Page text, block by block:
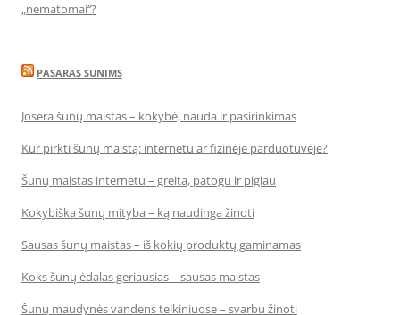
„nematomai‘‘?
PASARAS SUNIMS
Josera šunų maistas – kokybė, nauda ir pasirinkimas
Kur pirkti šunų maistą: internetu ar fizinėje parduotuvėje?
Šunų maistas internetu – greita, patogu ir pigiau
Kokybiška šunų mityba – ką naudinga žinoti
Sausas šunų maistas – iš kokių produktų gaminamas
Koks šunų ėdalas geriausias – sausas maistas
Šunų maudynės vandens telkiniuose – svarbu žinoti